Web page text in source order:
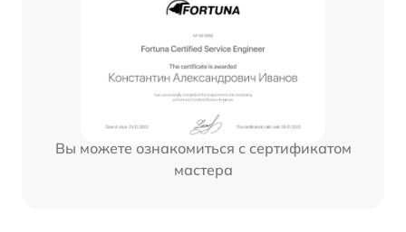
Вы можете ознакомиться с сертификатом
мастера